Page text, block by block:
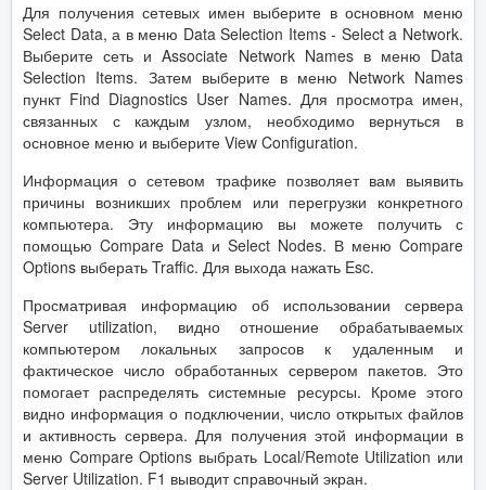
Для получения сетевых имен выберите в основном меню
Select Data, а в меню Data Selection Items - Select a Network.
Выберите сеть и Associate Network Names в меню Data
Selection Items. Затем выберите в меню Network Names
пункт Find Diagnostics User Names. Для просмотра имен,
связанных с каждым узлом, необходимо вернуться в
основное меню и выберите View Configuration.
Информация о сетевом трафике позволяет вам выявить
причины возникших проблем или перегрузки конкретного
компьютера. Эту информацию вы можете получить с
помощью Compare Data и Select Nodes. В меню Compare
Options выберать Traffic. Для выхода нажать Esc.
Просматривая информацию об использовании сервера
Server utilization, видно отношение обрабатываемых
компьютером локальных запросов к удаленным и
фактическое число обработанных сервером пакетов. Это
помогает распределять системные ресурсы. Кроме этого
видно информация о подключении, число открытых файлов
и активность сервера. Для получения этой информации в
меню Compare Options выбрать Local/Remote Utilization или
Server Utilization. F1 выводит справочный экран.